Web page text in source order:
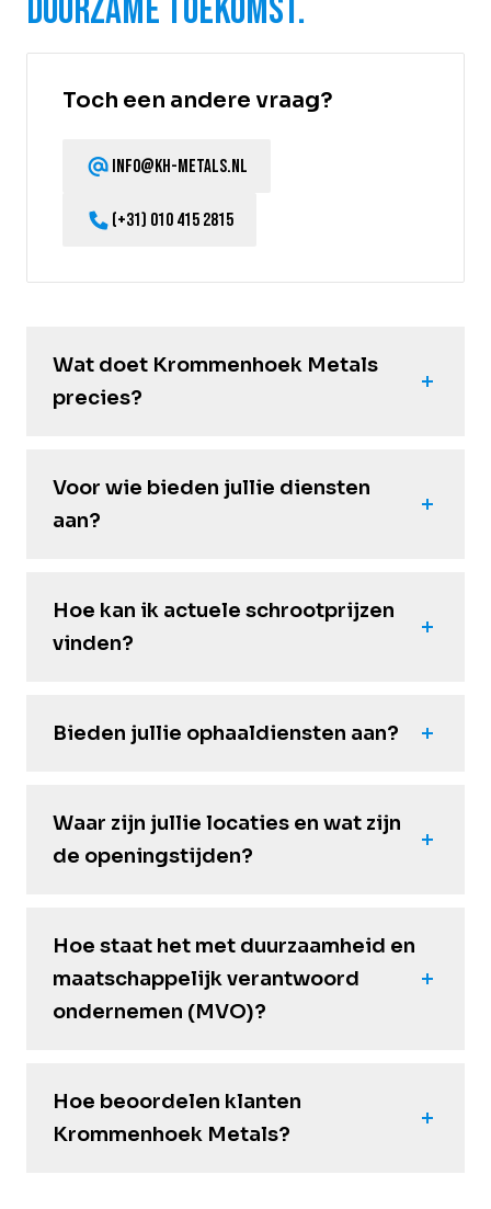
duurzame toekomst.
Toch een andere vraag?
info@kh-metals.nl
(+31) 010 415 2815
Wat doet Krommenhoek Metals
precies?
Voor wie bieden jullie diensten
aan?
Hoe kan ik actuele schrootprijzen
vinden?
Bieden jullie ophaaldiensten aan?
Waar zijn jullie locaties en wat zijn
de openingstijden?
Hoe staat het met duurzaamheid en
maatschappelijk verantwoord
ondernemen (MVO)?
Hoe beoordelen klanten
Krommenhoek Metals?